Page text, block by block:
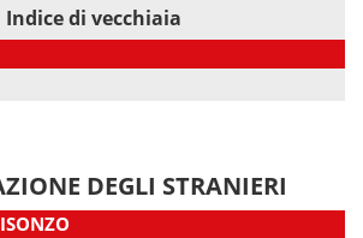
Indice di vecchiaia
DEGLI STRANIERI